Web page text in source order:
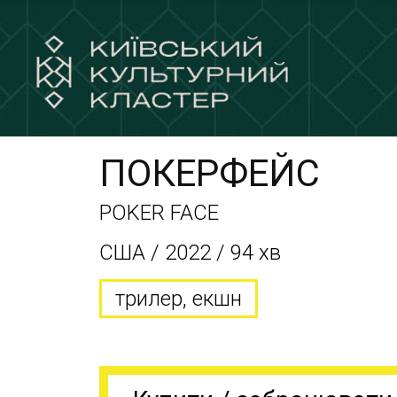
ПОКЕРФЕЙС
POKER FACE
США / 2022 / 94 хв
трилер, екшн